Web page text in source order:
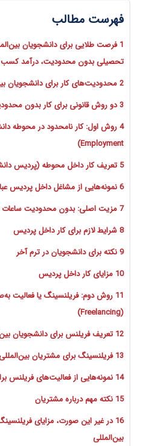
فهرست مطالب
1 فرصت طلایی برای دانشجویان
تحصیلی بدون محدودیت، درآمد کسب
2 محدودیت‌های کار برای دانشجویان بین‌المللی در کانادا
3 دو روش قانونی برای کار بدون محدودیت ساعات در کانادا
Employment)
5 تعریف کار داخل محوطه (پردیس دانشگاه)
6 نمونه‌هایی از مشاغل داخل پردیس عبارت‌اند از:
7 مزیت اصلی: بدون محدودیت ساعات کاری
8 شرایط لازم برای کار داخل پردیس
9 نکته برای دانشجویان در ترم آخر
10 مزایای کار داخل پردیس
11 روش دوم: فریلنسینگ یا فعالیت
(Freelancing)
12 تعریف فریلنس برای دانشجویان بین‌المللی
13 فریلنسینگ برای مشتریان بین‌المللی
14 نمونه‌هایی از فعالیت‌های فریلنس برای دانشجویان:
15 نکته مهم درباره مشتریان
16 در غیر این صورت، مزایای
بین‌المللی